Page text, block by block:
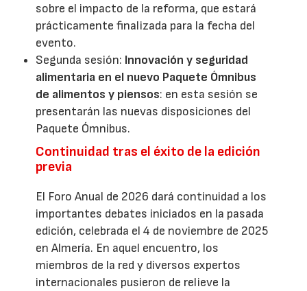
sobre el impacto de la reforma, que estará
prácticamente finalizada para la fecha del
evento.
Segunda sesión: Innovación y seguridad
alimentaria en el nuevo Paquete Ómnibus
de alimentos y piensos: en esta sesión se
presentarán las nuevas disposiciones del
Paquete Ómnibus.
Continuidad tras el éxito de la edición
previa
El Foro Anual de 2026 dará continuidad a los
importantes debates iniciados en la pasada
edición, celebrada el 4 de noviembre de 2025
en Almería. En aquel encuentro, los
miembros de la red y diversos expertos
internacionales pusieron de relieve la